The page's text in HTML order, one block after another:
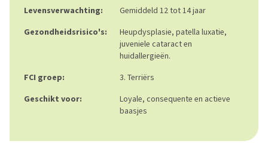
Levensverwachting:
Gemiddeld 12 tot 14 jaar
Gezondheidsrisico's:
Heupdysplasie, patella luxatie,
juveniele cataract en
huidallergieën.
FCI groep:
3. Terriërs
Geschikt voor:
Loyale, consequente en actieve
baasjes